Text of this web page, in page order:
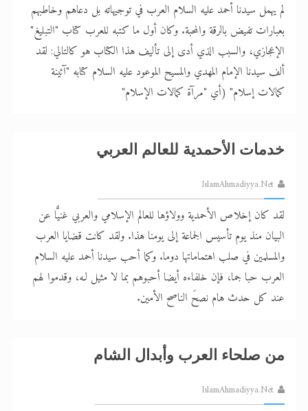
لم يهمل سيدنا أحمد عليه السلام العرب في توجيهاته بل دعاهم وخاطبهم
بعبارات تفيض بالرقة والمحبة. وكان أول ما كتبه للعرب كتاب "التبليغ"
الإعجازي، والسبب الذي أدى إلى تأليف هذا الكتاب هو كالتالي: لقد
ألف سيدنا الإمام المهدي والمسيح الموعود عليه السلام كتابه "آئينة
كمالات إسلام" (أي "مرآة كمالات الإسلام"
خدمات الأحمدية للعالم العربي
IslamAhmadiyya.Net
لقد كان إخلاص الأحمدية وولاؤها للعالم الإسلامي والعربي غنيًّا عن
البيان منذ يوم تأسيس الجماعة إلى يومنا هذا. ولقد كانت قضايا العرب
والمسلمين في صلب اهتماماتها دوما. وكما أحب سيدنا أحمد عليه السلام
العرب حبا جما، فإن خلفاءه أيضا أحبوهم بما لا مثيل لـه، وقدموا لهم
عند كل حدث هام نصحَ الناصح الأمين.
من صلحاء العرب وأبدال الشام
IslamAhmadiyya.Net